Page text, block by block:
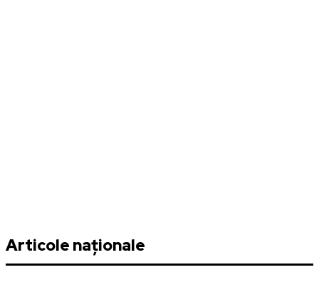
Articole naționale